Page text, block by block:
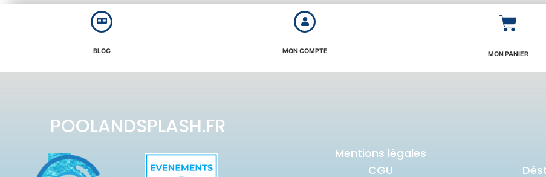
BLOG MON COMPTE MON PANIER
POOLANDSPLASH.FR
Mentions légales
CGU